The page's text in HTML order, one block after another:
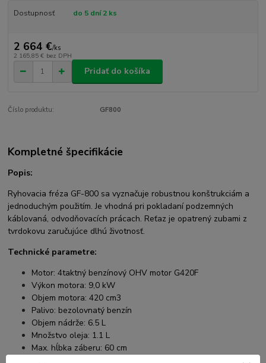
Dostupnosť do 5 dní 2 ks
2 664 €/ks
2 165,85 € bez DPH
Pridať do košíka
Číslo produktu: GF800
Kompletné špecifikácie
Popis:
Ryhovacia fréza GF-800 sa vyznačuje robustnou konštrukciám a
jednoduchým použitím. Je vhodná pri pokladaní podzemných
káblovaná, odvodňovacích prácach. Reťaz je opatrený zubami z
tvrdokovu zaručujúce dlhú životnosť.
Technické parametre:
Motor: 4taktný benzínový OHV motor G420F
Výkon motora: 9,0 kW
Objem motora: 420 cm3
Palivo: bezolovnatý benzín
Objem nádrže: 6.5 L
Množstvo oleja: 1.1 L
Max. hĺbka záberu: 60 cm